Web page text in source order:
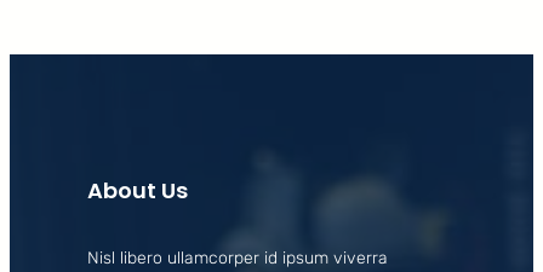
About Us
Nisl libero ullamcorper id ipsum viverra